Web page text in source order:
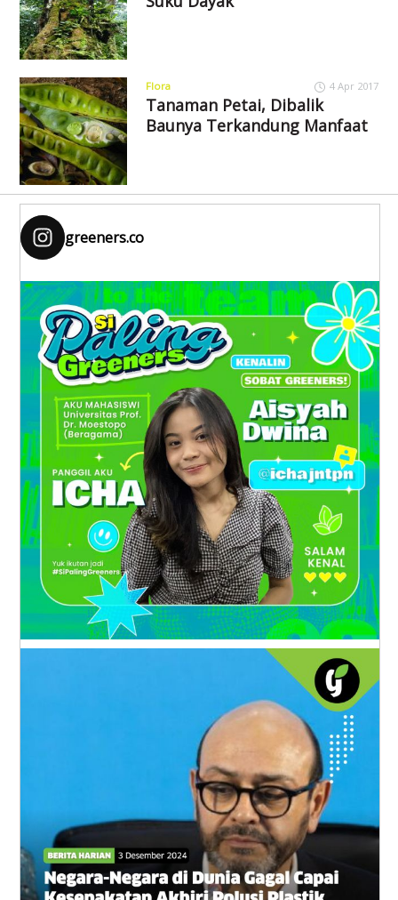
Flora 4 Apr 2017
Tanaman Petai, Dibalik
Baunya Terkandung Manfaat
greeners.co